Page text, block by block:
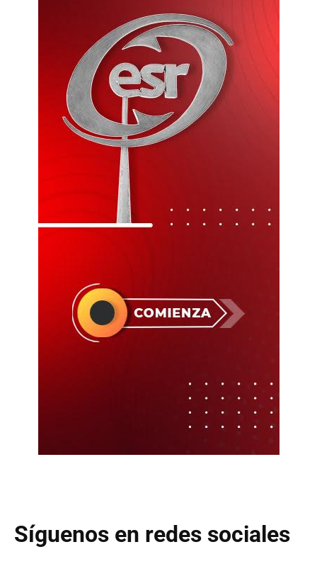
Síguenos en redes sociales